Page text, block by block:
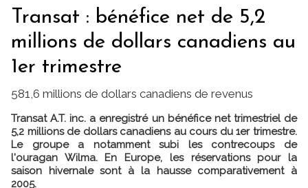
Transat : bénéfice net de 5,2
millions de dollars canadiens au
1er trimestre
581,6 millions de dollars canadiens de revenus
Transat A.T. inc. a enregistré un bénéfice net trimestriel de
5,2 millions de dollars canadiens au cours du 1er trimestre.
Le groupe a notamment subi les contrecoups de
l'ouragan Wilma. En Europe, les réservations pour la
saison hivernale sont à la hausse comparativement à
2005.